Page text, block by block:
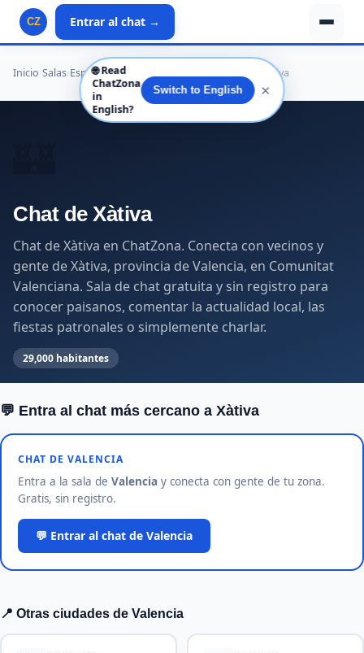
CZ Entrar al chat →
Inicio Salas España›Comunitat Valenciana Xàtiva
Chat de Xàtiva
Chat de Xàtiva en ChatZona. Conecta con vecinos y
gente de Xàtiva, provincia de Valencia, en Comunitat
Valenciana. Sala de chat gratuita y sin registro para
conocer paisanos, comentar la actualidad local, las
fiestas patronales o simplemente charlar.
29,000 habitantes
💬 Entra al chat más cercano a Xàtiva
CHAT DE VALENCIA
Entra a la sala de Valencia y conecta con gente de tu zona.
Gratis, sin registro.
💬 Entrar al chat de Valencia
📍 Otras ciudades de Valencia
🌐 Read
ChatZona
in
English?
Switch to English ✕